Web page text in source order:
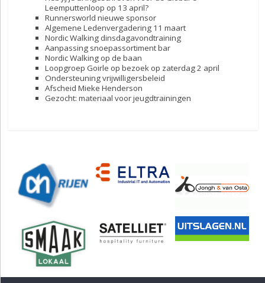
Leemputtenloop op 13 april?
Runnersworld nieuwe sponsor
Algemene Ledenvergadering 11 maart
Nordic Walking dinsdagavondtraining
Aanpassing snoepassortiment bar
Nordic Walking op de baan
Loopgroep Goirle op bezoek op zaterdag 2 april
Ondersteuning vrijwilligersbeleid
Afscheid Mieke Henderson
Gezocht: materiaal voor jeugdtrainingen